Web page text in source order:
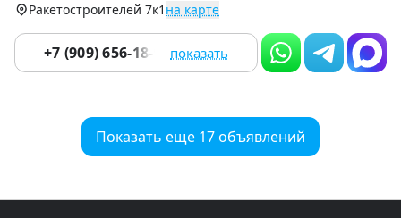
Ракетостроителей 7к1 на карте
+7 (909) 656-18-92 показать
Показать еще 17 объявлений